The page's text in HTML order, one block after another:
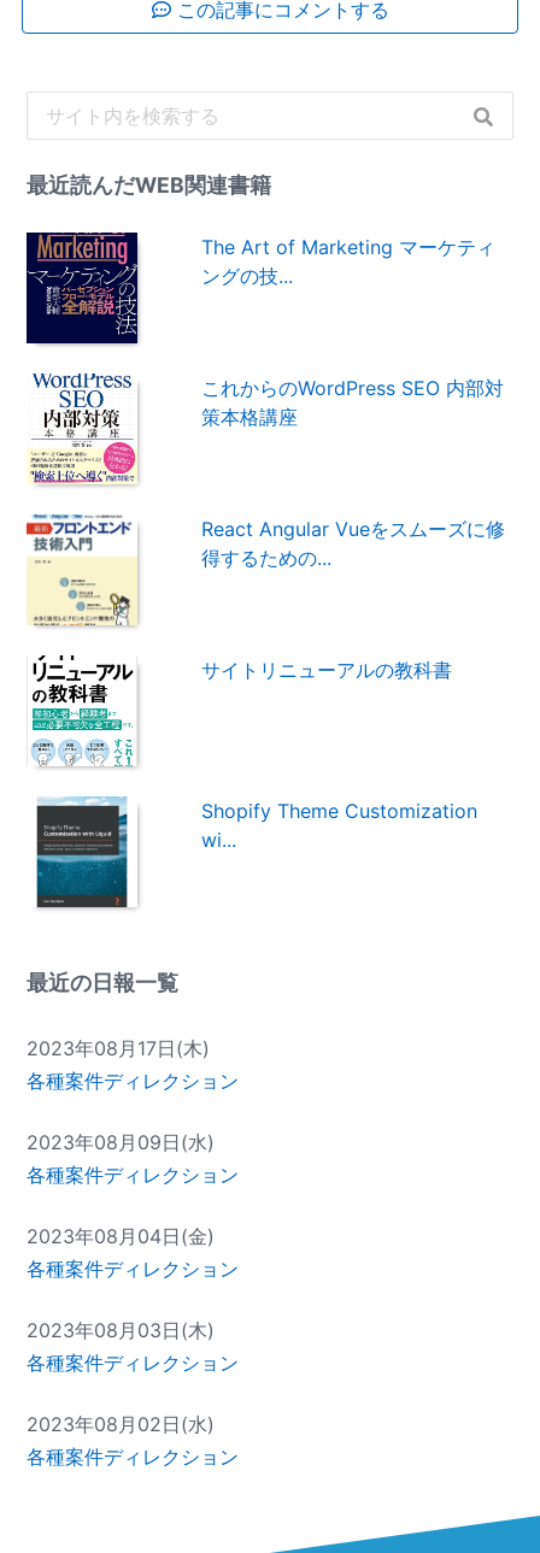
この記事にコメントする
最近読んだWEB関連書籍
The Art of Marketing マーケティ
ングの技...
これからのWordPress SEO 内部対
策本格講座
React Angular Vueをスムーズに修
得するための...
サイトリニューアルの教科書
Shopify Theme Customization
wi...
最近の日報一覧
2023年08月17日(木)
各種案件ディレクション
2023年08月09日(水)
各種案件ディレクション
2023年08月04日(金)
各種案件ディレクション
2023年08月03日(木)
各種案件ディレクション
2023年08月02日(水)
各種案件ディレクション